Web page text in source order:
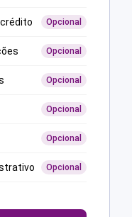
Opcional
Opcional
Opcional
Opcional
Opcional
Opcional